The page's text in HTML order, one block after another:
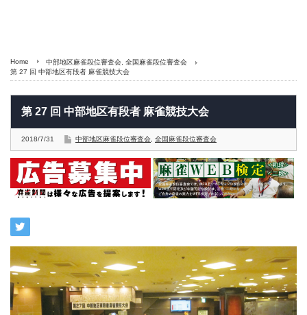
Home 中部地区麻雀段位審査会 全国麻雀段位審査会
第 27 回 中部地区有段者 麻雀競技大会
第 27 回 中部地区有段者 麻雀競技大会
2018/7/31 中部地区麻雀段位審査会 全国麻雀段位審査会